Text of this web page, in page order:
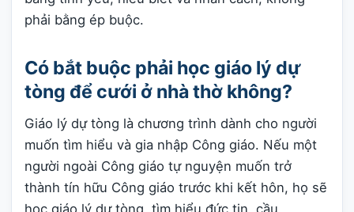
phải bằng ép buộc.
Có bắt buộc phải học giáo lý dự
tòng để cưới ở nhà thờ không?
Giáo lý dự tòng là chương trình dành cho người
muốn tìm hiểu và gia nhập Công giáo. Nếu một
người ngoài Công giáo tự nguyện muốn trở
thành tín hữu Công giáo trước khi kết hôn, họ sẽ